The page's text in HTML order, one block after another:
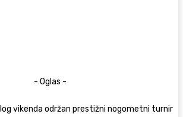
- Oglas -
vikenda održan prestižni nogometni turnir